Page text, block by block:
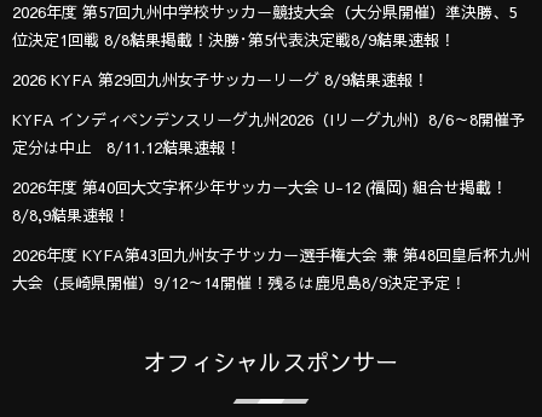
2026年度 第57回九州中学校サッカー競技大会（大分県開催）準決勝、5
位決定1回戦 8/8結果掲載！決勝･第5代表決定戦8/9結果速報！
2026 KYFA 第29回九州女子サッカーリーグ 8/9結果速報！
KYFA インディペンデンスリーグ九州2026（Iリーグ九州）8/6～8開催予
定分は中止 8/11.12結果速報！
2026年度 第40回大文字杯少年サッカー大会 U-12 (福岡) 組合せ掲載！
8/8,9結果速報！
2026年度 KYFA第43回九州女子サッカー選手権大会 兼 第48回皇后杯九州
大会（長崎県開催）9/12～14開催！残るは鹿児島8/9決定予定！
オフィシャルスポンサー